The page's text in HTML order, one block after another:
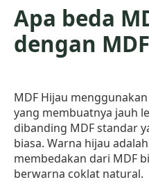
Apa beda
dengan
MDF Hijau
yang membuatnya jauh
dibanding MDF standar
biasa. Warna hijau
membedakan dari MDF
berwarna coklat natural.